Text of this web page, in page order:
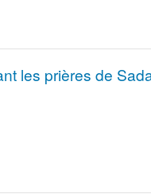
les prières de